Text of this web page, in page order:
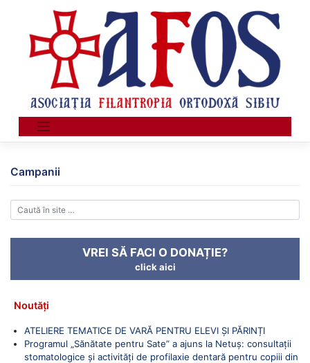
content
Campanii
VREI SĂ FACI O DONAȚIE?
click aici
Noutăți
ATELIERE TEMATICE DE VARĂ PENTRU ELEVI ȘI PĂRINȚI
Programul „Sănătate pentru Sate” a ajuns la Netuș: consultații
stomatologice și activități de profilaxie dentară pentru copiii din